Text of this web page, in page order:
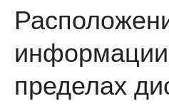
пределах